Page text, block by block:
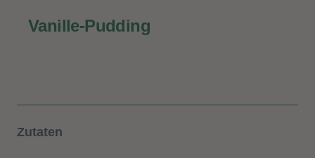
Vanille-Pudding
Zutaten